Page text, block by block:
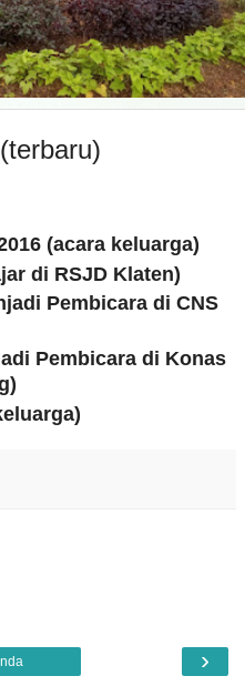
(acara keluarga)
di RSJD Klaten)
Pembicara di CNS
Pembicara di Konas
›